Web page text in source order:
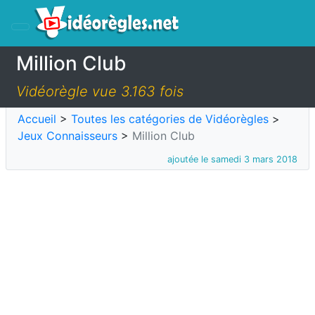
Million Club
Vidéorègle vue 3.163 fois
Accueil > Toutes les catégories de Vidéorègles >
Jeux Connaisseurs > Million Club
ajoutée le samedi 3 mars 2018